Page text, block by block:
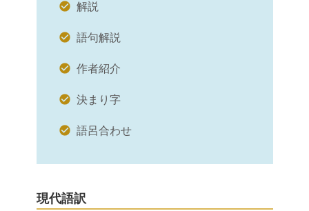
解説
語句解説
作者紹介
決まり字
語呂合わせ
現代語訳